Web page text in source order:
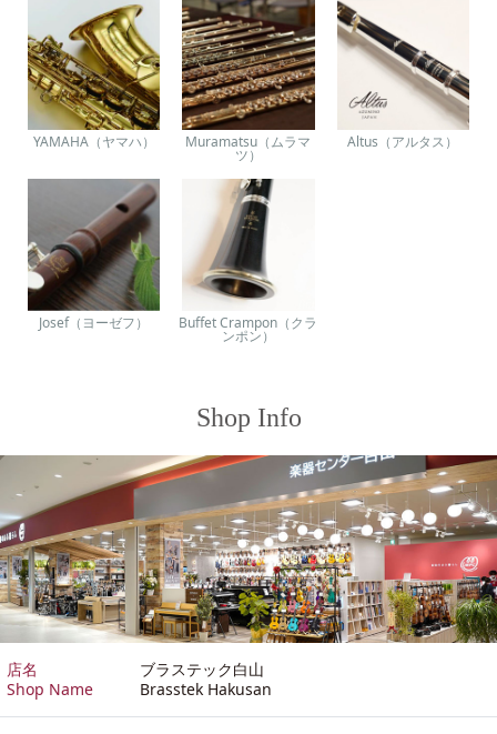
YAMAHA（ヤマハ） Muramatsu（ムラマ
ツ）
Altus（アルタス）
Josef（ヨーゼフ） Buffet Crampon（クラ
ンポン）
Shop Info
店名
Shop Name
ブラステック白山
Brasstek Hakusan